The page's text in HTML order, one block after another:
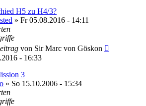
H5 zu H4/3?
» Fr 05.08.2016 - 14:11
von Sir Marc von Göskon
- 16:33
3
» So 15.10.2006 - 15:34